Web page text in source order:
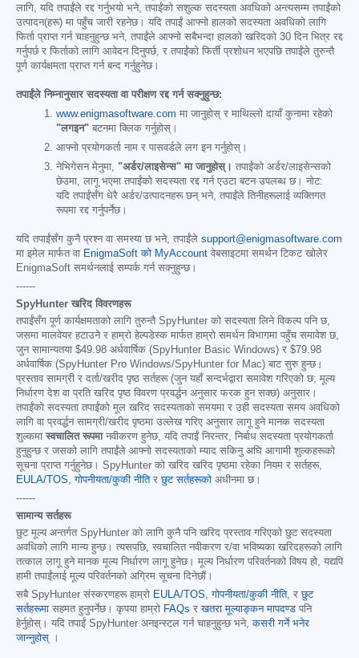
लागि, यदि तपाईंले रद्द गर्नुभयो भने, तपाईंको सशुल्क सदस्यता अवधिको अन्त्यसम्म तपाईंको
उत्पादन(हरू) मा पहुँच जारी रहनेछ। यदि तपाईं आफ्नो हालको सदस्यता अवधिको लागि
फिर्ता प्राप्त गर्न चाहनुहुन्छ भने, तपाईंले आफ्नो सबैभन्दा हालको खरिदको 30 दिन भित्र रद्द
गर्नुपर्छ र फिर्ताको लागि आवेदन दिनुपर्छ, र तपाईंको फिर्ती प्रशोधन भएपछि तपाईंले तुरुन्तै
पूर्ण कार्यक्षमता प्राप्त गर्न बन्द गर्नुहुनेछ।
तपाईंले निम्नानुसार सदस्यता वा परीक्षण रद्द गर्न सक्नुहुन्छ:
www.enigmasoftware.com मा जानुहोस् र माथिल्लो दायाँ कुनामा रहेको
"लगइन" बटनमा क्लिक गर्नुहोस्।
आफ्नो प्रयोगकर्ता नाम र पासवर्डले लग इन गर्नुहोस्।
नेभिगेसन मेनुमा, "अर्डर/लाइसेन्स" मा जानुहोस्। तपाईंको अर्डर/लाइसेन्सको
छेउमा, लागू भएमा तपाईंको सदस्यता रद्द गर्न एउटा बटन उपलब्ध छ। नोट:
यदि तपाईंसँग धेरै अर्डर/उत्पादनहरू छन् भने, तपाईंले तिनीहरूलाई व्यक्तिगत
रूपमा रद्द गर्नुपर्नेछ।
यदि तपाईंसँग कुनै प्रश्न वा समस्या छ भने, तपाईंले support@enigmasoftware.com
मा इमेल मार्फत वा EnigmaSoft को MyAccount वेबसाइटमा समर्थन टिकट खोलेर
EnigmaSoft समर्थनलाई सम्पर्क गर्न सक्नुहुन्छ।
------
SpyHunter खरिद विवरणहरू
तपाईंसँग पूर्ण कार्यक्षमताको लागि तुरुन्तै SpyHunter को सदस्यता लिने विकल्प पनि छ,
जसमा मालवेयर हटाउने र हाम्रो हेल्पडेस्क मार्फत हाम्रो समर्थन विभागमा पहुँच समावेश छ,
जुन सामान्यतया $49.98 अर्धवार्षिक (SpyHunter Basic Windows) र $79.98
अर्धवार्षिक (SpyHunter Pro Windows/SpyHunter for Mac) बाट सुरु हुन्छ।
प्रस्ताव सामग्री र दर्ता/खरीद पृष्ठ सर्तहरू (जुन यहाँ सन्दर्भद्वारा समावेश गरिएको छ; मूल्य
निर्धारण देश वा प्रति खरिद पृष्ठ विवरण प्रवर्द्धन अनुसार फरक हुन सक्छ) अनुसार।
तपाईंको सदस्यता तपाईंको मूल खरिद सदस्यताको समयमा र उही सदस्यता समय अवधिको
लागि वा प्रवर्द्धन सामग्री/खरीद पृष्ठमा उल्लेख गरिए अनुसार लागू हुने मानक सदस्यता
शुल्कमा स्वचालित रूपमानवीकरण हुनेछ, यदि तपाईं निरन्तर, निर्बाध सदस्यता प्रयोगकर्ता
हुनुहुन्छ र जसको लागि तपाईंले आफ्नो सदस्यताको म्याद सकिनु अघि आगामी शुल्कहरूको
सूचना प्राप्त गर्नुहुनेछ। SpyHunter को खरिद खरिद पृष्ठमा रहेका नियम र सर्तहरू,
EULA/TOS,गोपनीयता/कुकी नीतिरछुट सर्तहरूको अधीनमा छ।
------
सामान्य सर्तहरू
छुट मूल्य अन्तर्गत SpyHunter को लागि कुनै पनि खरिद प्रस्ताव गरिएको छुट सदस्यता
अवधिको लागि मान्य हुन्छ। त्यसपछि, स्वचालित नवीकरण र/वा भविष्यका खरिदहरूको लागि
तत्काल लागू हुने मानक मूल्य निर्धारण लागू हुनेछ। मूल्य निर्धारण परिवर्तनको विषय हो, यद्यपि
हामी तपाईंलाई मूल्य परिवर्तनको अग्रिम सूचना दिनेछौं।
सबै SpyHunter संस्करणहरू हाम्रो EULA/TOS,गोपनीयता/कुकी नीति, रछुट
सर्तहरूमा सहमत हुनुपर्नेछ। कृपया हाम्रो FAQs रखतरा मूल्याङ्कन मापदण्ड पनि
हेर्नुहोस्। यदि तपाईं SpyHunter अनइन्स्टल गर्न चाहनुहुन्छ भने,कसरी गर्ने भनेर
जान्नुहोस् ।